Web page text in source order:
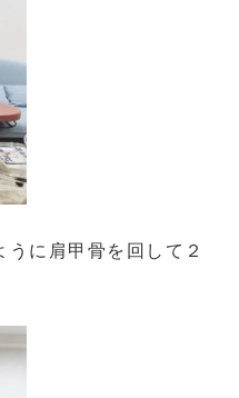
うに肩甲骨を回して２